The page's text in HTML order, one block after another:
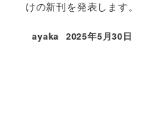
けの新刊を発表します。
ayaka
投稿日
2025年5月30日